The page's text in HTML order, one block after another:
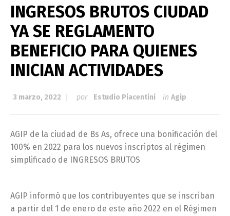
INGRESOS BRUTOS CIUDAD
YA SE REGLAMENTO
BENEFICIO PARA QUIENES
INICIAN ACTIVIDADES
3 marzo, 2022 por Estudio Piacentini in Agip
AGIP de la ciudad de Bs As, ofrece una bonificación del
100% en 2022 para los nuevos inscriptos al régimen
simplificado de INGRESOS BRUTOS
AGIP informó que los contribuyentes que se inscriban
a partir del 1 de enero de este año 2022 en el Régimen